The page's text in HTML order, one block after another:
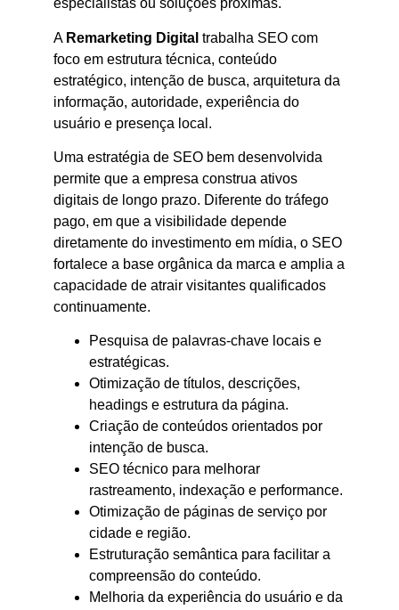
especialistas ou soluções próximas.
A Remarketing Digital trabalha SEO com
foco em estrutura técnica, conteúdo
estratégico, intenção de busca, arquitetura da
informação, autoridade, experiência do
usuário e presença local.
Uma estratégia de SEO bem desenvolvida
permite que a empresa construa ativos
digitais de longo prazo. Diferente do tráfego
pago, em que a visibilidade depende
diretamente do investimento em mídia, o SEO
fortalece a base orgânica da marca e amplia a
capacidade de atrair visitantes qualificados
continuamente.
Pesquisa de palavras-chave locais e
estratégicas.
Otimização de títulos, descrições,
headings e estrutura da página.
Criação de conteúdos orientados por
intenção de busca.
SEO técnico para melhorar
rastreamento, indexação e performance.
Otimização de páginas de serviço por
cidade e região.
Estruturação semântica para facilitar a
compreensão do conteúdo.
Melhoria da experiência do usuário e da